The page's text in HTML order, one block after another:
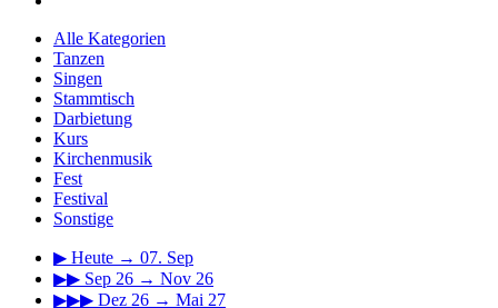
Alle Kategorien
Tanzen
Singen
Stammtisch
Darbietung
Kurs
Kirchenmusik
Fest
Festival
Sonstige
▶ Heute → 07. Sep
▶▶ Sep 26 → Nov 26
▶▶▶ Dez 26 → Mai 27